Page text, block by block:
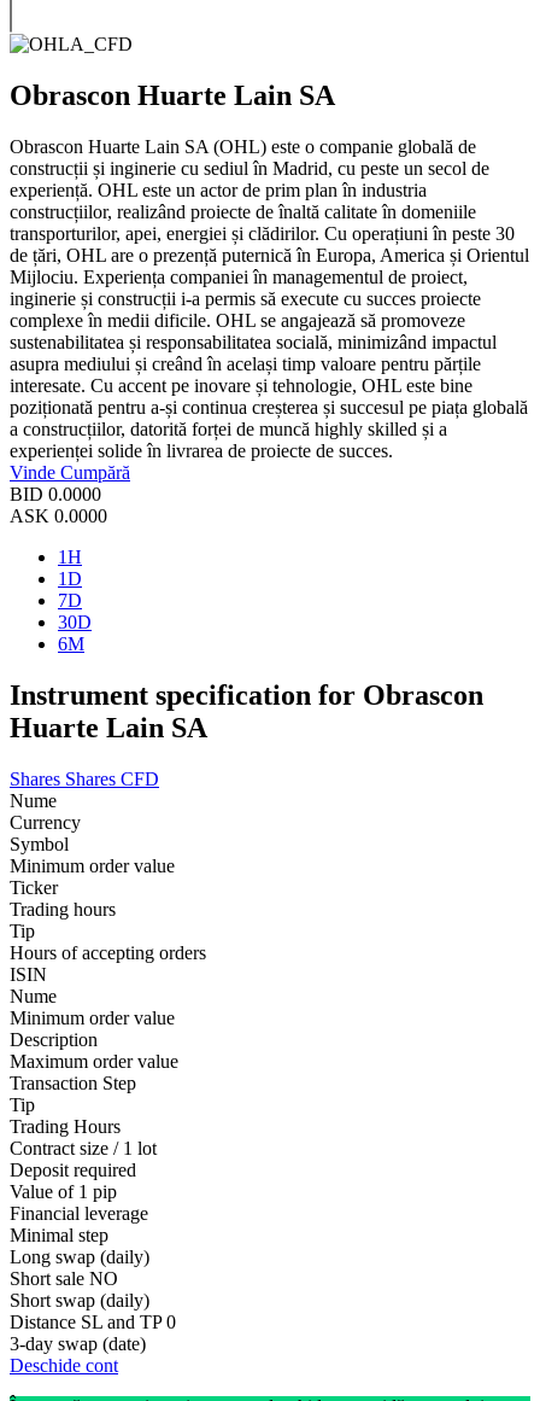
Obrascon Huarte Lain SA
Obrascon Huarte Lain SA (OHL) este o companie globală de
construcții și inginerie cu sediul în Madrid, cu peste un secol de
experiență. OHL este un actor de prim plan în industria
construcțiilor, realizând proiecte de înaltă calitate în domeniile
transporturilor, apei, energiei și clădirilor. Cu operațiuni în peste 30
de țări, OHL are o prezență puternică în Europa, America și Orientul
Mijlociu. Experiența companiei în managementul de proiect,
inginerie și construcții i-a permis să execute cu succes proiecte
complexe în medii dificile. OHL se angajează să promoveze
sustenabilitatea și responsabilitatea socială, minimizând impactul
asupra mediului și creând în același timp valoare pentru părțile
interesate. Cu accent pe inovare și tehnologie, OHL este bine
poziționată pentru a-și continua creșterea și succesul pe piața globală
a construcțiilor, datorită forței de muncă highly skilled și a
experienței solide în livrarea de proiecte de succes.
Vinde Cumpără
BID 0.0000
ASK 0.0000
1H
1D
7D
30D
6M
Instrument specification for Obrascon
Huarte Lain SA
Shares Shares CFD
Nume
Currency
Symbol
Minimum order value
Ticker
Trading hours
Tip
Hours of accepting orders
ISIN
Nume
Minimum order value
Description
Maximum order value
Transaction Step
Tip
Trading Hours
Contract size / 1 lot
Deposit required
Value of 1 pip
Financial leverage
Minimal step
Long swap (daily)
Short sale NO
Short swap (daily)
Distance SL and TP 0
3-day swap (date)
Deschide cont